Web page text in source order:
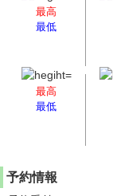
最高
最低
最高
最低
予約情報